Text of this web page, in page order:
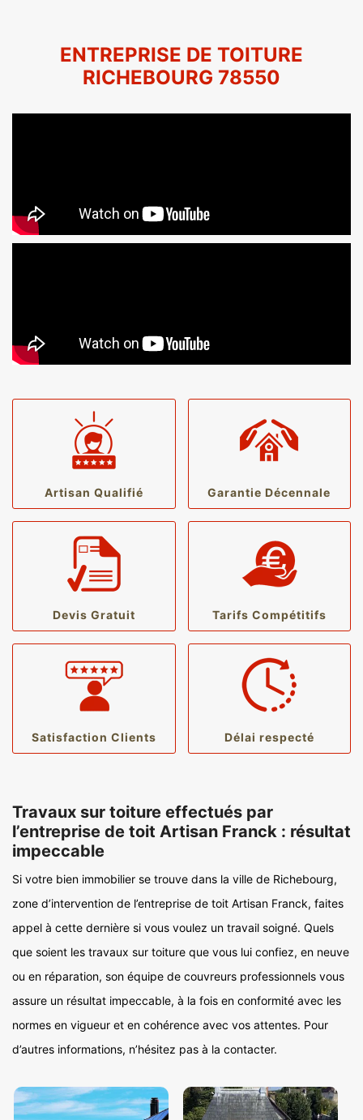
ENTREPRISE DE TOITURE
RICHEBOURG 78550
Artisan Qualifié Garantie Décennale
Devis Gratuit Tarifs Compétitifs
Satisfaction Clients Délai respecté
Travaux sur toiture effectués par
l’entreprise de toit Artisan Franck : résultat
impeccable
Si votre bien immobilier se trouve dans la ville de Richebourg,
zone d’intervention de l’entreprise de toit Artisan Franck, faites
appel à cette dernière si vous voulez un travail soigné. Quels
que soient les travaux sur toiture que vous lui confiez, en neuve
ou en réparation, son équipe de couvreurs professionnels vous
assure un résultat impeccable, à la fois en conformité avec les
normes en vigueur et en cohérence avec vos attentes. Pour
d’autres informations, n’hésitez pas à la contacter.